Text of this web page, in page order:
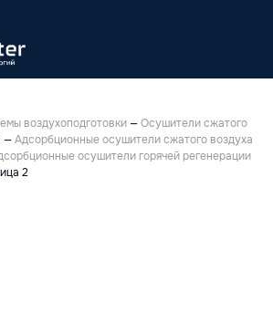
воздухоподготовки—Осушители сжатого
—Адсорбционные осушители сжатого воздуха
осушители горячей регенерации
2